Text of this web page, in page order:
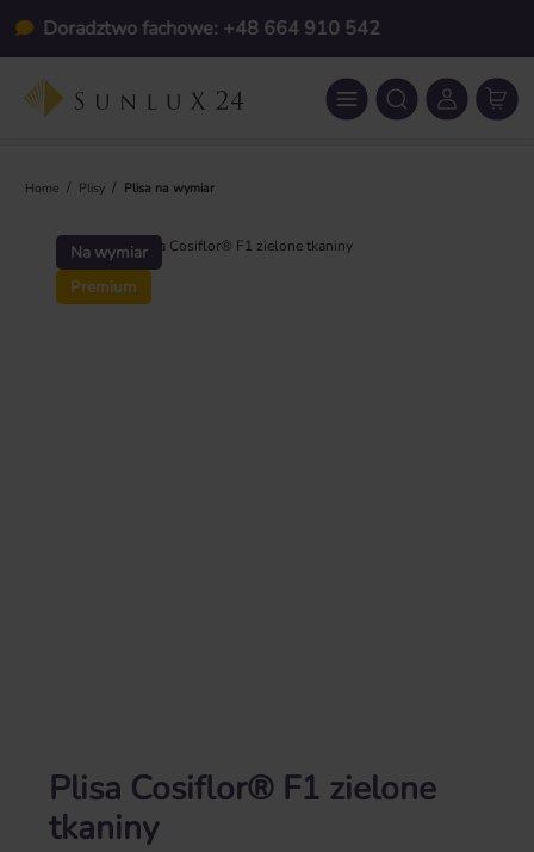
Przejdź do głównej zawartościIndywidualnie na wymiar
Home / Plisy / Plisa na wymiar
Na wymiar
Premium
Pomiń galerię zdjęć
Plisa Cosiflor® F1 zielone
tkaniny